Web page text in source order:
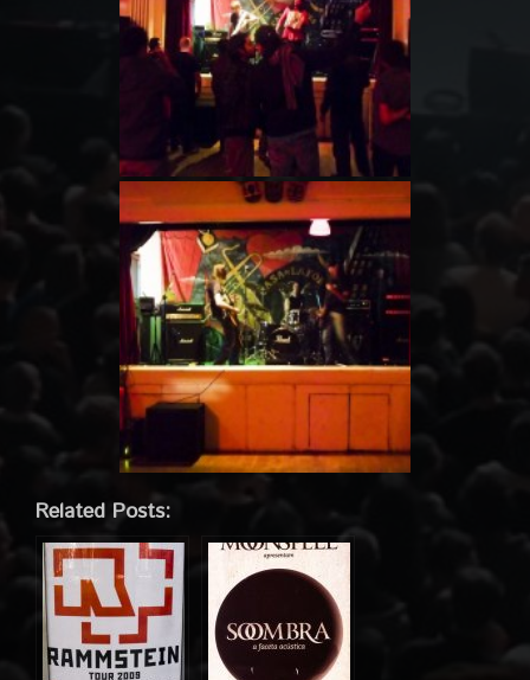
Related Posts: